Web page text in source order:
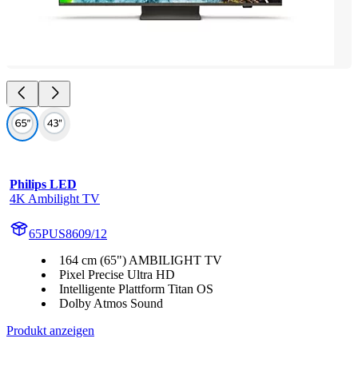
Philips LED
4K Ambilight TV
65PUS8609/12
164 cm (65") AMBILIGHT TV
Pixel Precise Ultra HD
Intelligente Plattform Titan OS
Dolby Atmos Sound
Produkt anzeigen